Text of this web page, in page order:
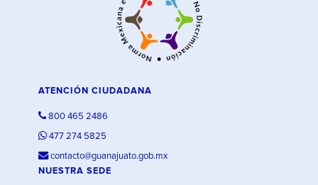
ATENCIÓN CIUDADANA
800 465 2486
477 274 5825
contacto@guanajuato.gob.mx
NUESTRA SEDE